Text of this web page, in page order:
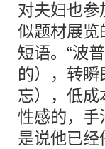
对夫妇也参
似题材展览
短语。“波
的），转
忘），低成
性感的，手
是说他已经